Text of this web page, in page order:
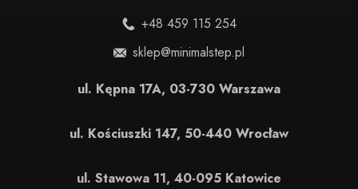
+48 459 115 254
sklep@minimalstep.pl
ul. Kępna 17A, 03-730 Warszawa
ul. Kościuszki 147, 50-440 Wrocław
ul. Stawowa 11, 40-095 Katowice